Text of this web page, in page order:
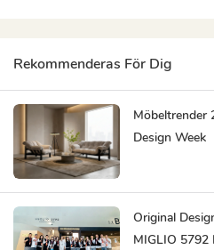
Rekommenderas För Dig
Möbeltrender
Design Week
Original
MIGLIO 5792